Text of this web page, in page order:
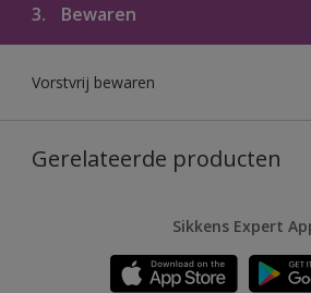
3. Bewaren
Vorstvrij bewaren
Gerelateerde producten
Sikkens Expert